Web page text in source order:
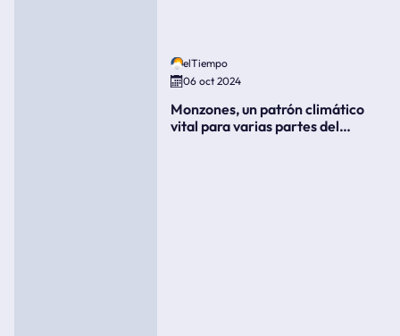
elTiempo
06 oct 2024
Monzones, un patrón climático
vital para varias partes del